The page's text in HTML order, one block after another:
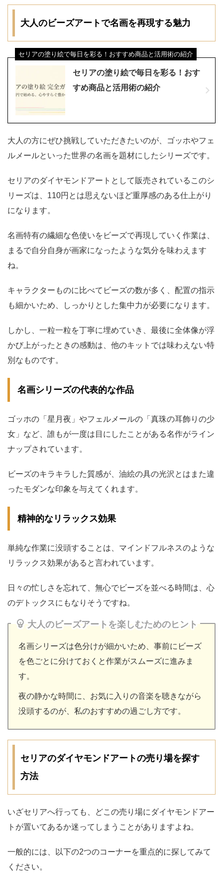
大人のビーズアートで名画を再現する魅力
セリアの塗り絵で毎日を彩る！おす
すめ商品と活用術の紹介
セリアの塗り絵で毎日を彩る！おすすめ商品と活用術の紹介
大人の方にぜひ挑戦していただきたいのが、ゴッホやフェ
ルメールといった世界の名画を題材にしたシリーズです。
セリアのダイヤモンドアートとして販売されているこのシ
リーズは、110円とは思えないほど重厚感のある仕上がり
になります。
名画特有の繊細な色使いをビーズで再現していく作業は、
まるで自分自身が画家になったような気分を味わえます
ね。
キャラクターものに比べてビーズの数が多く、配置の指示
も細かいため、しっかりとした集中力が必要になります。
しかし、一粒一粒を丁寧に埋めていき、最後に全体像が浮
かび上がったときの感動は、他のキットでは味わえない特
別なものです。
名画シリーズの代表的な作品
ゴッホの「星月夜」やフェルメールの「真珠の耳飾りの少
女」など、誰もが一度は目にしたことがある名作がライン
ナップされています。
ビーズのキラキラした質感が、油絵の具の光沢とはまた違
ったモダンな印象を与えてくれます。
精神的なリラックス効果
単純な作業に没頭することは、マインドフルネスのような
リラックス効果があると言われています。
日々の忙しさを忘れて、無心でビーズを並べる時間は、心
のデトックスにもなりそうですね。
大人のビーズアートを楽しむためのヒント
名画シリーズは色分けが細かいため、事前にビーズ
を色ごとに分けておくと作業がスムーズに進みま
す。
夜の静かな時間に、お気に入りの音楽を聴きながら
没頭するのが、私のおすすめの過ごし方です。
セリアのダイヤモンドアートの売り場を探す
方法
いざセリアへ行っても、どこの売り場にダイヤモンドアー
トが置いてあるか迷ってしまうことがありますよね。
一般的には、以下の2つのコーナーを重点的に探してみて
ください。